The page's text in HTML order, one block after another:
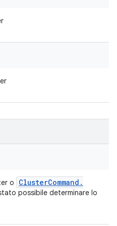
o ClusterCommand .
possibile determinare lo